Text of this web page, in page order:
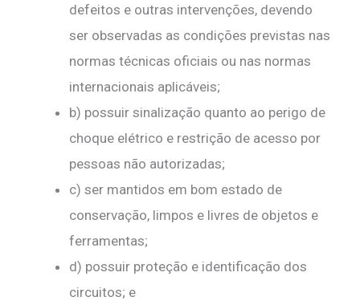
defeitos e outras intervenções, devendo
ser observadas as condições previstas nas
normas técnicas oficiais ou nas normas
internacionais aplicáveis;
b) possuir sinalização quanto ao perigo de
choque elétrico e restrição de acesso por
pessoas não autorizadas;
c) ser mantidos em bom estado de
conservação, limpos e livres de objetos e
ferramentas;
d) possuir proteção e identificação dos
circuitos; e